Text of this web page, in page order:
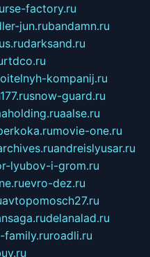
factory.ru
jun.rubandamn.ru
darksand.ru
rtdco.ru
kompanij.ru
snow-guard.ru
aalse.ru
movie-one.ru
andreislyusar.ru
lyubov-i-grom.ru
evro-dez.ru
avtopomosch27.ru
delanalad.ru
family.ruroadli.ru